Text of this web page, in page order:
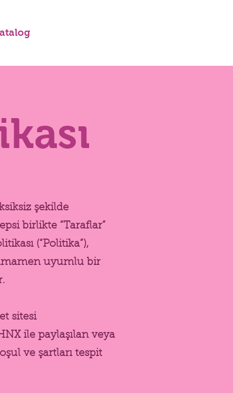
şekilde
birlikte “Taraflar”
(“Politika”),
uyumlu bir
sitesi
ile paylaşılan veya
ve şartları tespit